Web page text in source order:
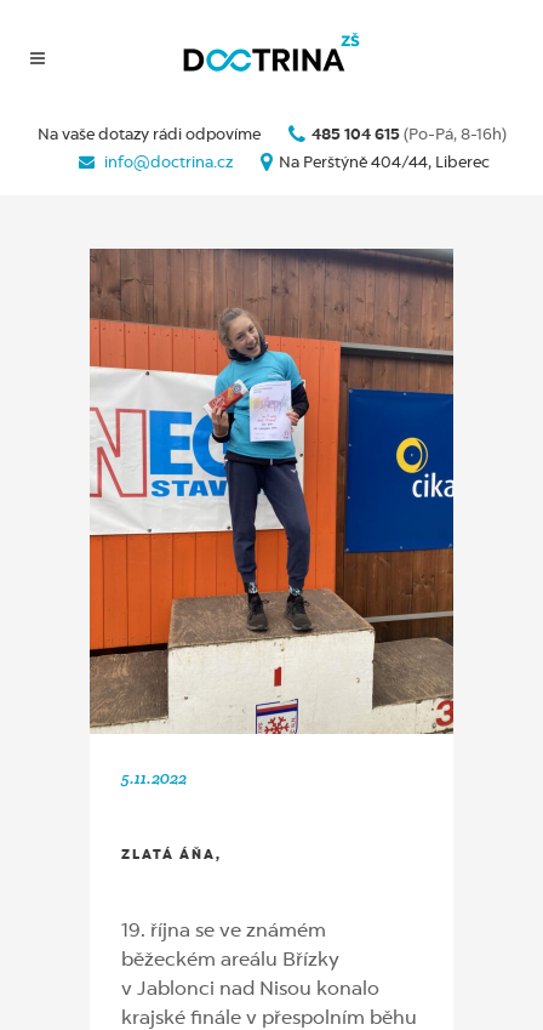
Na vaše dotazy rádi odpovíme 485 104 615 (Po-Pá, 8-16h)
info@doctrina.cz
Na Perštýně 404/44, Liberec
5.11.2022
ZLATÁ ÁŇA,
19. října se ve známém
běžeckém areálu Břízky
v Jablonci nad Nisou konalo
krajské finále v přespolním běhu